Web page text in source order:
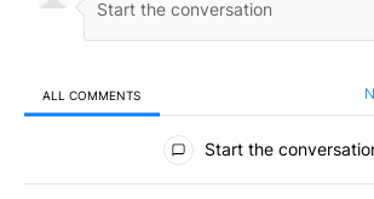
ALL COMMENTS
All Comments
Start the